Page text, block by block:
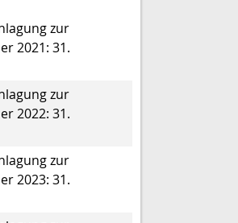
zur
2021: 31.
zur
2022: 31.
zur
2023: 31.